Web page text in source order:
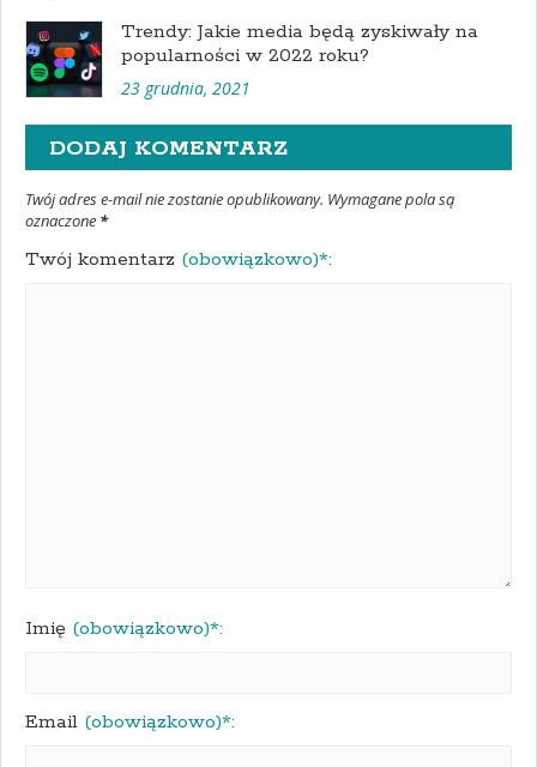
Trendy: Jakie media będą zyskiwały na
popularności w 2022 roku?
23 grudnia, 2021
DODAJ KOMENTARZ
Twój adres e-mail nie zostanie opublikowany. Wymagane pola są
oznaczone *
Twój komentarz (obowiązkowo)*:
Imię (obowiązkowo)*:
Email (obowiązkowo)*: